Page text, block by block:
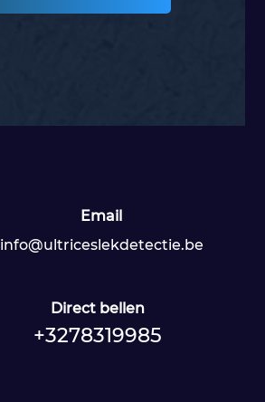
Email
info@ultriceslekdetectie.be
Direct bellen
+3278319985